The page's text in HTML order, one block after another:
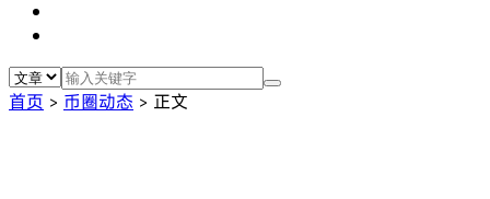
首页 > 币圈动态 > 正文